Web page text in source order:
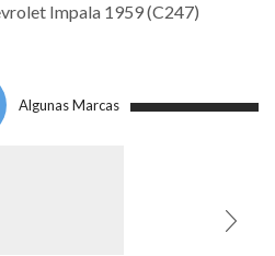
Impala 1959 (C247)
Algunas Marcas